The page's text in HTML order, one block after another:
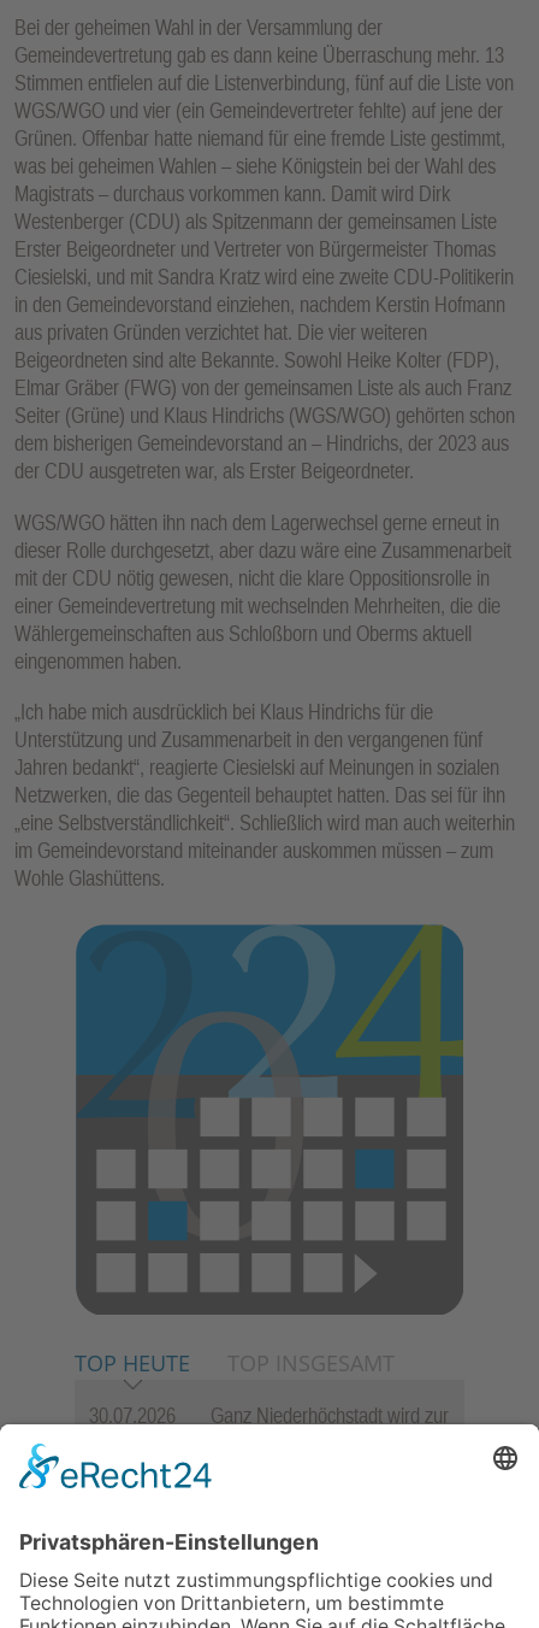
Bei der geheimen Wahl in der Versammlung der
Gemeindevertretung gab es dann keine Überraschung mehr. 13
Stimmen entfielen auf die Listenverbindung, fünf auf die Liste von
WGS/WGO und vier (ein Gemeindevertreter fehlte) auf jene der
Grünen. Offenbar hatte niemand für eine fremde Liste gestimmt,
was bei geheimen Wahlen – siehe Königstein bei der Wahl des
Magistrats – durchaus vorkommen kann. Damit wird Dirk
Westenberger (CDU) als Spitzenmann der gemeinsamen Liste
Erster Beigeordneter und Vertreter von Bürgermeister Thomas
Ciesielski, und mit Sandra Kratz wird eine zweite CDU-Politikerin
in den Gemeindevorstand einziehen, nachdem Kerstin Hofmann
aus privaten Gründen verzichtet hat. Die vier weiteren
Beigeordneten sind alte Bekannte. Sowohl Heike Kolter (FDP),
Elmar Gräber (FWG) von der gemeinsamen Liste als auch Franz
Seiter (Grüne) und Klaus Hindrichs (WGS/WGO) gehörten schon
dem bisherigen Gemeindevorstand an – Hindrichs, der 2023 aus
der CDU ausgetreten war, als Erster Beigeordneter.
WGS/WGO hätten ihn nach dem Lagerwechsel gerne erneut in
dieser Rolle durchgesetzt, aber dazu wäre eine Zusammenarbeit
mit der CDU nötig gewesen, nicht die klare Oppositionsrolle in
einer Gemeindevertretung mit wechselnden Mehrheiten, die die
Wählergemeinschaften aus Schloßborn und Oberms aktuell
eingenommen haben.
„Ich habe mich ausdrücklich bei Klaus Hindrichs für die
Unterstützung und Zusammenarbeit in den vergangenen fünf
Jahren bedankt“, reagierte Ciesielski auf Meinungen in sozialen
Netzwerken, die das Gegenteil behauptet hatten. Das sei für ihn
„eine Selbstverständlichkeit“. Schließlich wird man auch weiterhin
im Gemeindevorstand miteinander auskommen müssen – zum
Wohle Glashüttens.
TOP HEUTE TOP INSGESAMT
30.07.2026
Ganz Niederhöchstadt wird zur
23.07.2026
Zwischen Fachwerk, Wein und
lädt wieder zum Weinfest ein
präsentiert sein neues
Programm „Changes“